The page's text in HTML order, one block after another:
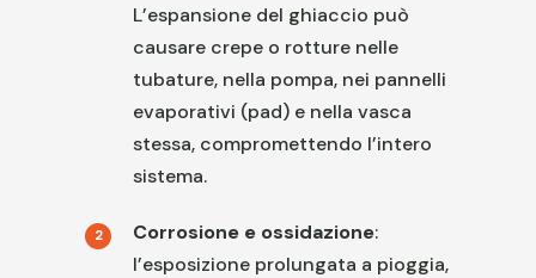
L’espansione del ghiaccio può
causare crepe o rotture nelle
tubature, nella pompa, nei pannelli
evaporativi (pad) e nella vasca
stessa, compromettendo l’intero
sistema.
Corrosione e ossidazione:
l’esposizione prolungata a pioggia,